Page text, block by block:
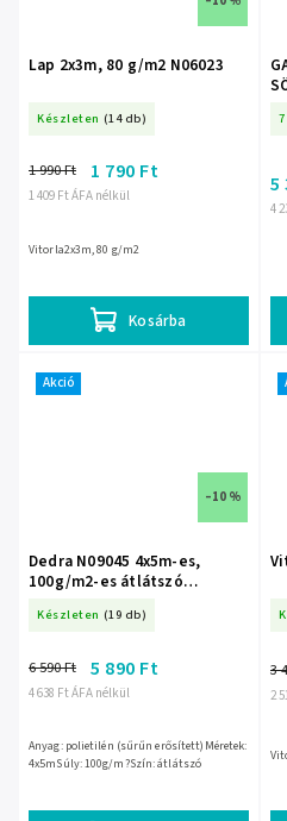
Lap 2x3m, 80 g/m2 N06023
Készleten (14 db)
1 409 Ft ÁFA nélkül
1 990 Ft 1 790 Ft
Kosárba
Vitorla2x3m, 80 g/m2
4
5
Akció
–10 %
Dedra N09045 4x5m-es,
100g/m2-es átlátszó
Készleten (19 db)
4 638 Ft ÁFA nélkül
6 590 Ft 5 890 Ft
Anyag: polietilén (sűrűn erősített)Méretek:
4x5mSúly: 100g/m?Szín: átlátszó
2
3